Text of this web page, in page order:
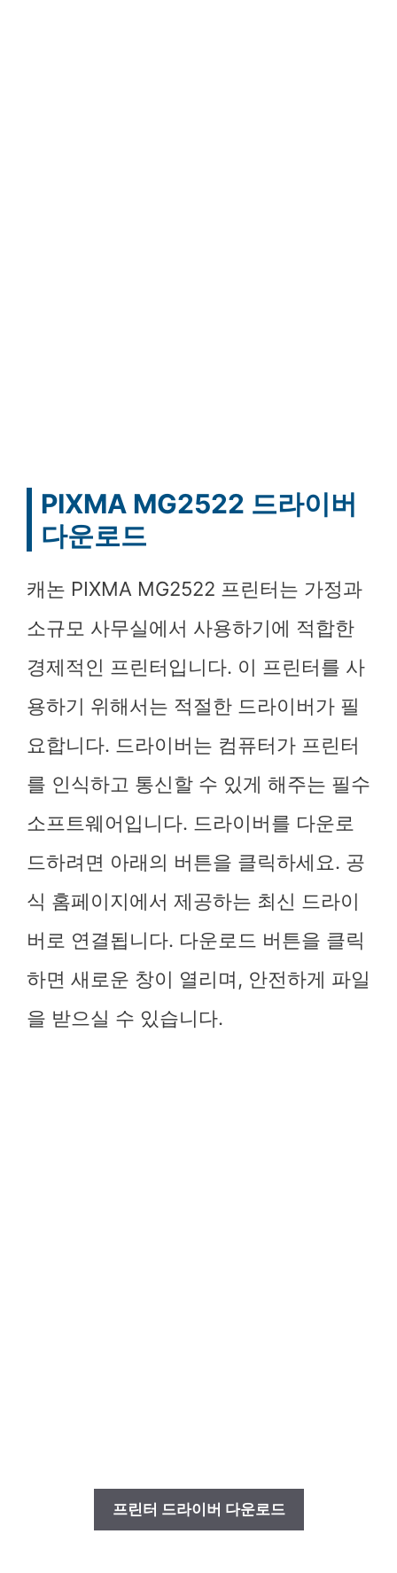
PIXMA MG2522 드라이버
다운로드
캐논 PIXMA MG2522 프린터는 가정과
소규모 사무실에서 사용하기에 적합한
경제적인 프린터입니다. 이 프린터를 사
용하기 위해서는 적절한 드라이버가 필
요합니다. 드라이버는 컴퓨터가 프린터
를 인식하고 통신할 수 있게 해주는 필수
소프트웨어입니다. 드라이버를 다운로
드하려면 아래의 버튼을 클릭하세요. 공
식 홈페이지에서 제공하는 최신 드라이
버로 연결됩니다. 다운로드 버튼을 클릭
하면 새로운 창이 열리며, 안전하게 파일
을 받으실 수 있습니다.
프린터 드라이버 다운로드